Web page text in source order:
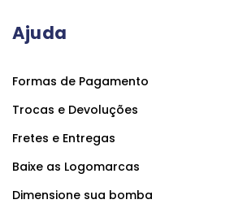
Ajuda
Formas de Pagamento
Trocas e Devoluções
Fretes e Entregas
Baixe as Logomarcas
Dimensione sua bomba